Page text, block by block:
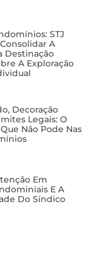
STJ
A
Destinação
A Exploração
Decoração
Legais: O
Não Pode Nas
Em
E A
Do Síndico